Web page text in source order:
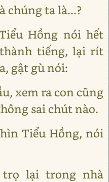
chúng ta là...?
Hồng nói hết
tiếng, lại rít
gật gù nói:
xem ra con cũng
sai chút nào.
Tiểu Hồng, nói
lại trong nhà